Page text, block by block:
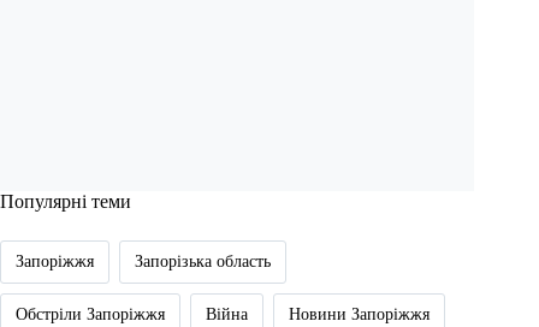
Популярні теми
Запоріжжя Запорізька область
Обстріли Запоріжжя Війна Новини Запоріжжя